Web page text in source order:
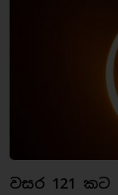
වසර 121